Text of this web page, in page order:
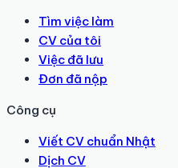
Tìm việc làm
CV của tôi
Việc đã lưu
Đơn đã nộp
Công cụ
Viết CV chuẩn Nhật
Dịch CV